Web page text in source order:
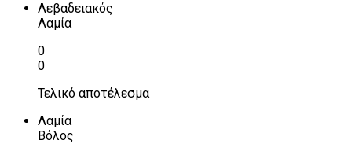
Λεβαδειακός
Λαμία
0
0
Τελικό αποτέλεσμα
Λαμία
Βόλος